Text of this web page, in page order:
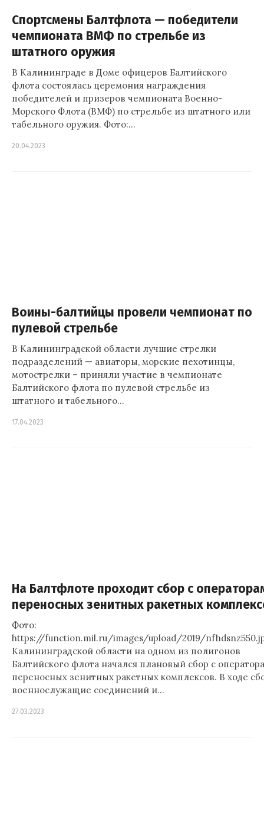
Спортсмены Балтфлота — победители
чемпионата ВМФ по стрельбе из
штатного оружия
В Калининграде в Доме офицеров Балтийского
флота состоялась церемония награждения
победителей и призеров чемпионата Военно-
Морского Флота (ВМФ) по стрельбе из штатного или
табельного оружия. Фото:…
20.04.2023
Воины-балтийцы провели чемпионат по
пулевой стрельбе
В Калининградской области лучшие стрелки
подразделений — авиаторы, морские пехотинцы,
мотострелки – приняли участие в чемпионате
Балтийского флота по пулевой стрельбе из
штатного и табельного…
17.04.2023
На Балтфлоте проходит сбор с
переносных зенитных ракетных
Фото:
https://function.mil.ru/images/upload/2019/
Калининградской области на одном из полигонов
Балтийского флота начался плановый сбор с
переносных зенитных ракетных комплексов. В ходе
военнослужащие соединений и…
27.03.2023